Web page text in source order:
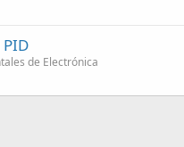
de Electrónica